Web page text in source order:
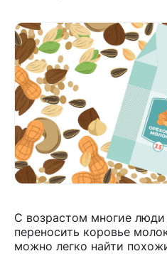
С возрастом многие
переносить коровье
можно легко найти